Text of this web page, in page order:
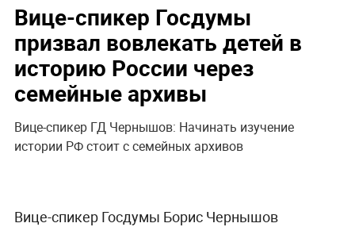
Вице-спикер Госдумы
призвал вовлекать детей в
историю России через
семейные архивы
Вице-спикер ГД Чернышов: Начинать изучение
истории РФ стоит с семейных архивов
Вице-спикер Госдумы Борис Чернышов